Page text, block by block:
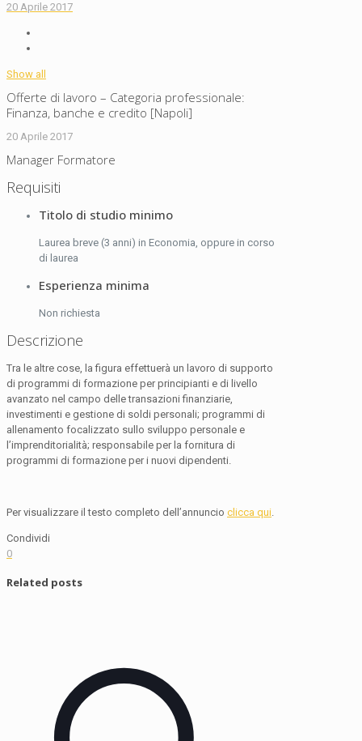
20 Aprile 2017
Show all
Offerte di lavoro – Categoria professionale:
Finanza, banche e credito [Napoli]
20 Aprile 2017
Manager Formatore
Requisiti
Titolo di studio minimo
Laurea breve (3 anni) in Economia, oppure in corso
di laurea
Esperienza minima
Non richiesta
Descrizione
Tra le altre cose, la figura effettuerà un lavoro di supporto
di programmi di formazione per principianti e di livello
avanzato nel campo delle transazioni finanziarie,
investimenti e gestione di soldi personali; programmi di
allenamento focalizzato sullo sviluppo personale e
l’imprenditorialità; responsabile per la fornitura di
programmi di formazione per i nuovi dipendenti.
Per visualizzare il testo completo dell’annuncio clicca qui.
Condividi
0
Related posts